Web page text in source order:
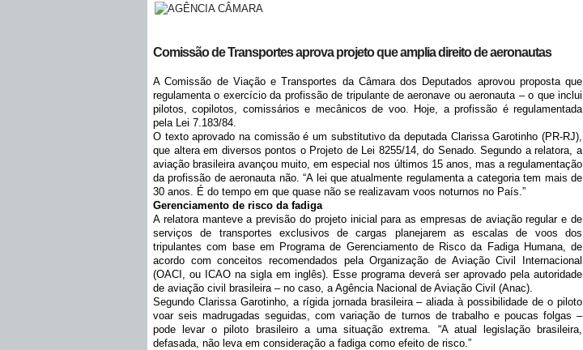
Comissão de Transportes aprova projeto que amplia direito de aeronautas
A Comissão de Viação e Transportes da Câmara dos Deputados aprovou proposta que
regulamenta o exercício da profissão de tripulante de aeronave ou aeronauta – o que inclui
pilotos, copilotos, comissários e mecânicos de voo. Hoje, a profissão é regulamentada
pela Lei 7.183/84.
O texto aprovado na comissão é um substitutivo da deputada Clarissa Garotinho (PR-RJ),
que altera em diversos pontos o Projeto de Lei 8255/14, do Senado. Segundo a relatora, a
aviação brasileira avançou muito, em especial nos últimos 15 anos, mas a regulamentação
da profissão de aeronauta não. “A lei que atualmente regulamenta a categoria tem mais de
30 anos. É do tempo em que quase não se realizavam voos noturnos no País.”
Gerenciamento de risco da fadiga
A relatora manteve a previsão do projeto inicial para as empresas de aviação regular e de
serviços de transportes exclusivos de cargas planejarem as escalas de voos dos
tripulantes com base em Programa de Gerenciamento de Risco da Fadiga Humana, de
acordo com conceitos recomendados pela Organização de Aviação Civil Internacional
(OACI, ou ICAO na sigla em inglês). Esse programa deverá ser aprovado pela autoridade
de aviação civil brasileira – no caso, a Agência Nacional de Aviação Civil (Anac).
Segundo Clarissa Garotinho, a rígida jornada brasileira – aliada à possibilidade de o piloto
voar seis madrugadas seguidas, com variação de turnos de trabalho e poucas folgas –
pode levar o piloto brasileiro a uma situação extrema. “A atual legislação brasileira,
defasada, não leva em consideração a fadiga como efeito de risco.”